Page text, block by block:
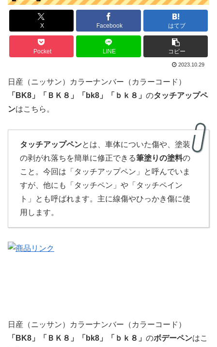
X Facebook はてブ
Pocket LINE コピー
2023.10.29
日産（ニッサン）カラーナンバー（カラーコード）
「 BK8 」 「 ＢＫ８ 」「bk8」「ｂｋ８」 のタッチアップペ
ンはこちら。
タッチアップペンとは、車体についた傷や、塗装
の剥がれ落ちを簡単に修正できる筆塗りの塗料の
こと。今回は「タッチアップペン」と呼んでいま
すが、他にも「タッチペン」や「タッチペイン
ト」とも呼ばれます。主に線傷やひっかき傷に使
用します。
日産（ニッサン）カラーナンバー（カラーコード）
「 BK8 」 「 ＢＫ８」「bk8」「ｂｋ８」 のボデーペンはこ